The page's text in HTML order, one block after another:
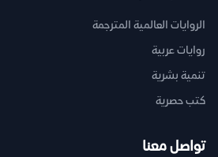
الروايات العالمية المترجمة
روايات عربية
تنمية بشرية
كتب حصرية
تواصل معنا